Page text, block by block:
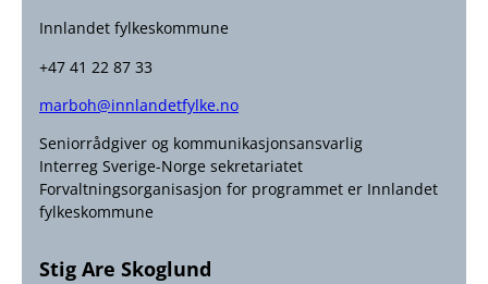
Innlandet fylkeskommune
+47 41 22 87 33
marboh@innlandetfylke.no
Seniorrådgiver og kommunikasjonsansvarlig
Interreg Sverige-Norge sekretariatet
Forvaltningsorganisasjon for programmet er Innlandet
fylkeskommune
Stig Are Skoglund